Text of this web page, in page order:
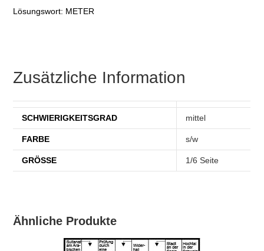
Lösungswort: METER
Zusätzliche Information
SCHWIERIGKEITSGRAD mittel
FARBE s/w
GRÖSSE 1/6 Seite
Ähnliche Produkte